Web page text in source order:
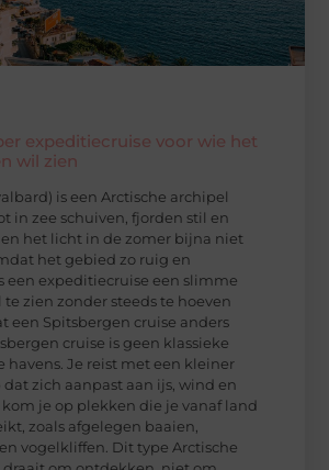
expeditiecruise voor wie het
wil zien
is een Arctische archipel
in zee schuiven, fjorden stil en
het licht in de zomer bijna niet
het gebied zo ruig en
een expeditiecruise een slimme
zien zonder steeds te hoeven
een Spitsbergen cruise anders
cruise is geen klassieke
havens. Je reist met een kleiner
zich aanpast aan ijs, wind en
je op plekken die je vanaf land
zoals afgelegen baaien,
vogelkliffen. Dit type Arctische